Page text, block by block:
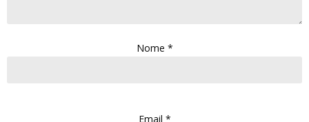
Nome *
Email *